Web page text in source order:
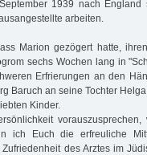
1939 nach
arbeiten.
Marion gezögert hatte,
sechs Wochen lang in
Erfrierungen an den
Baruch an seine Tochter
Kinder.
ich Euch die erfreuliche
des Arztes im